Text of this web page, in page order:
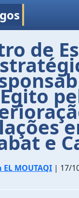
de
Egito
e
EL MOUTAQI | 17/